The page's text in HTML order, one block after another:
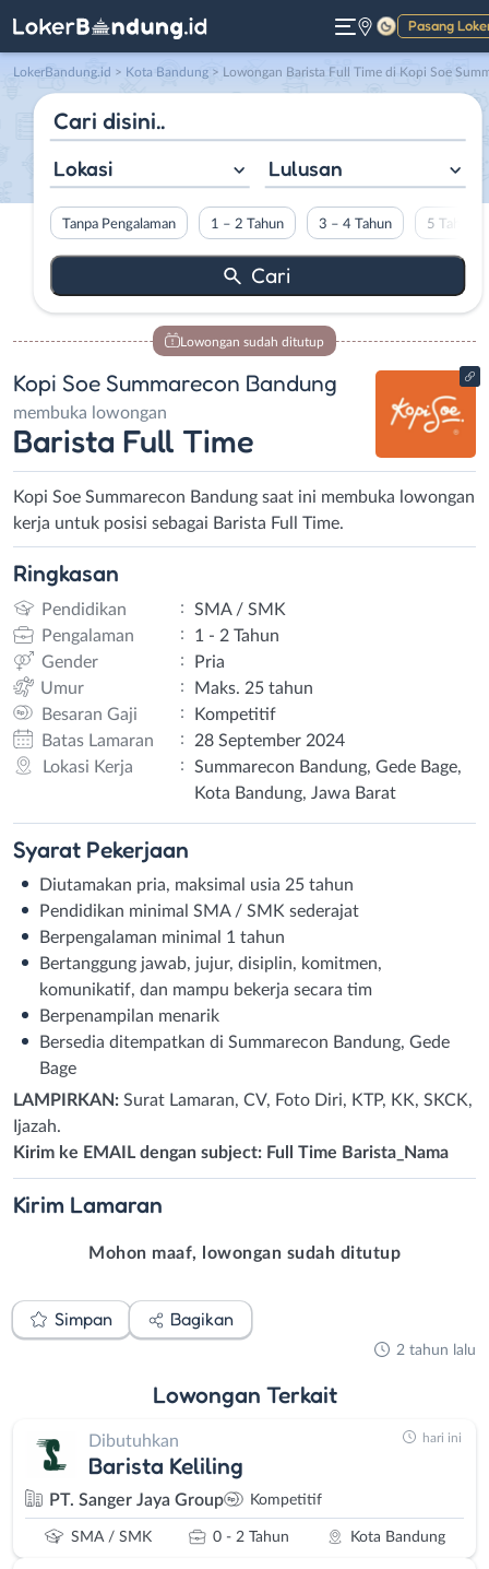
Pasang
Gelap
LokerBandung.id > Kota Bandung > Lowongan Barista Full Time di Kopi Soe Summarecon
Lokasi Lulusan
Tanpa Pengalaman 1 – 2 Tahun 3 – 4 Tahun 5 Tahun
Lowongan sudah ditutup
Kopi Soe Summarecon Bandung
membuka lowongan
Barista Full Time
Kopi Soe Summarecon Bandung saat ini membuka lowongan
kerja untuk posisi sebagai Barista Full Time.
Ringkasan
Pendidikan :
SMA / SMK
Pengalaman
:
1 - 2 Tahun
Gender
:
Pria
Umur
:
Maks. 25 tahun
Besaran Gaji
:
Kompetitif
Batas Lamaran
:
28 September 2024
Lokasi Kerja
:
Summarecon Bandung, Gede Bage,
Kota Bandung, Jawa Barat
Syarat Pekerjaan
Diutamakan pria, maksimal usia 25 tahun
Pendidikan minimal SMA / SMK sederajat
Berpengalaman minimal 1 tahun
Bertanggung jawab, jujur, disiplin, komitmen,
komunikatif, dan mampu bekerja secara tim
Berpenampilan menarik
Bersedia ditempatkan di Summarecon Bandung, Gede
Bage
LAMPIRKAN: Surat Lamaran, CV, Foto Diri, KTP, KK, SKCK,
Ijazah.
Kirim ke EMAIL dengan subject: Full Time Barista_Nama
Kirim Lamaran
Mohon maaf, lowongan sudah ditutup
Simpan Bagikan
2 tahun lalu
Lowongan Terkait
Dibutuhkan
Barista Keliling
PT. Sanger Jaya Group Kompetitif
SMA / SMK 0 - 2 Tahun Kota Bandung
hari ini